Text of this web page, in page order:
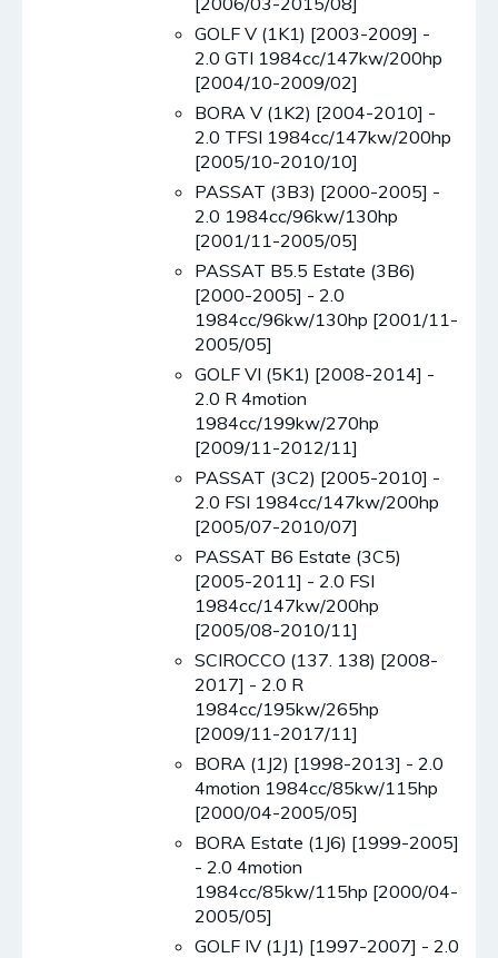
GOLF V (1K1) [2003-2009] -
2.0 GTI 1984cc/147kw/200hp
[2004/10-2009/02]
BORA V (1K2) [2004-2010] -
2.0 TFSI 1984cc/147kw/200hp
[2005/10-2010/10]
PASSAT (3B3) [2000-2005] -
2.0 1984cc/96kw/130hp
[2001/11-2005/05]
PASSAT B5.5 Estate (3B6)
[2000-2005] - 2.0
1984cc/96kw/130hp [2001/11-
2005/05]
GOLF VI (5K1) [2008-2014] -
2.0 R 4motion
1984cc/199kw/270hp
[2009/11-2012/11]
PASSAT (3C2) [2005-2010] -
2.0 FSI 1984cc/147kw/200hp
[2005/07-2010/07]
PASSAT B6 Estate (3C5)
[2005-2011] - 2.0 FSI
1984cc/147kw/200hp
[2005/08-2010/11]
SCIROCCO (137. 138) [2008-
2017] - 2.0 R
1984cc/195kw/265hp
[2009/11-2017/11]
BORA (1J2) [1998-2013] - 2.0
4motion 1984cc/85kw/115hp
[2000/04-2005/05]
BORA Estate (1J6) [1999-2005]
- 2.0 4motion
1984cc/85kw/115hp [2000/04-
2005/05]
GOLF IV (1J1) [1997-2007] - 2.0